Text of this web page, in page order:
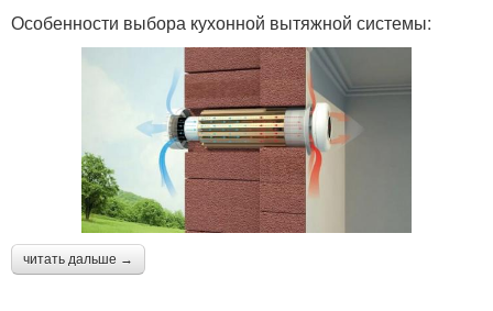
Особенности выбора кухонной вытяжной системы:
читать дальше →